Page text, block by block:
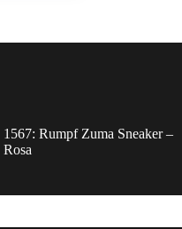
1567: Rumpf Zuma Sneaker –
Rosa